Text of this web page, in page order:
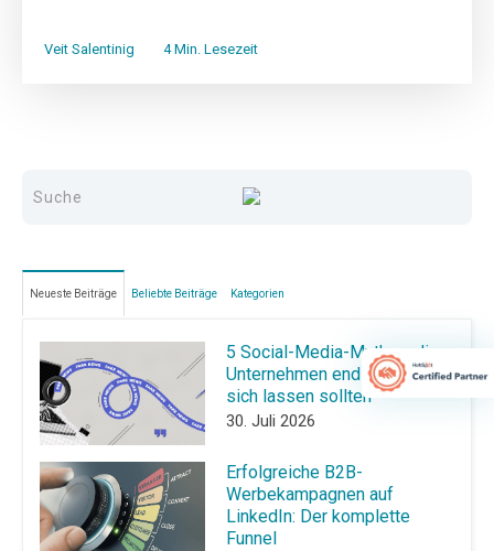
Veit Salentinig 4 Min. Lesezeit
Neueste Beiträge Beliebte Beiträge Kategorien
5 Social-Media-Mythen, die
Unternehmen endlich hinter
sich lassen sollten
30. Juli 2026
Erfolgreiche B2B-
Werbekampagnen auf
LinkedIn: Der komplette
Funnel